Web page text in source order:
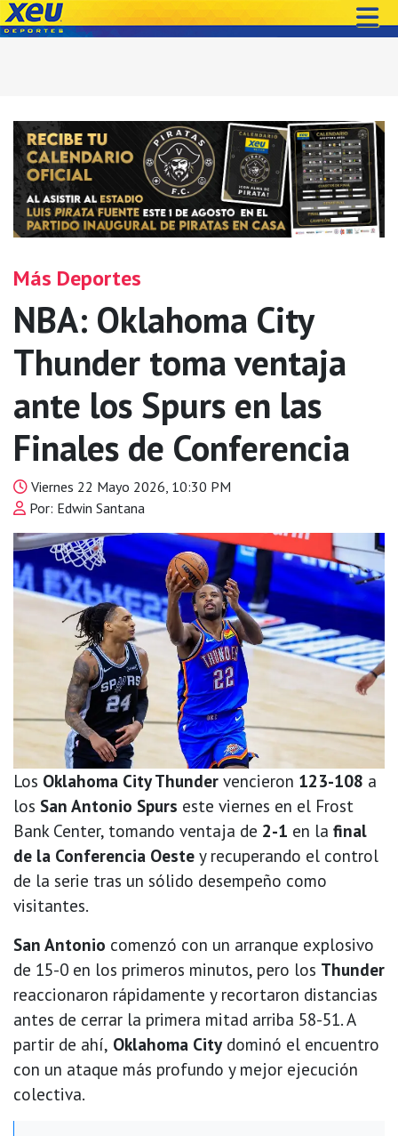
Más Deportes
NBA: Oklahoma City
Thunder toma ventaja
ante los Spurs en las
Finales de Conferencia
Viernes 22 Mayo 2026, 10:30 PM
Por: Edwin Santana
Los Oklahoma City Thunder vencieron 123-108 a
los San Antonio Spurs este viernes en el Frost
Bank Center, tomando ventaja de 2-1 en la final
de la Conferencia Oeste y recuperando el control
de la serie tras un sólido desempeño como
visitantes.
San Antonio comenzó con un arranque explosivo
de 15-0 en los primeros minutos, pero los Thunder
reaccionaron rápidamente y recortaron distancias
antes de cerrar la primera mitad arriba 58-51. A
partir de ahí, Oklahoma Citydominó el encuentro
con un ataque más profundo y mejor ejecución
colectiva.